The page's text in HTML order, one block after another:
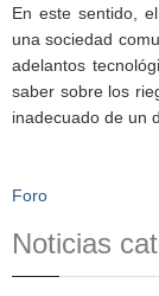
En este sentido,
una sociedad
adelantos
saber sobre los
inadecuado de un
Foro
Noticias